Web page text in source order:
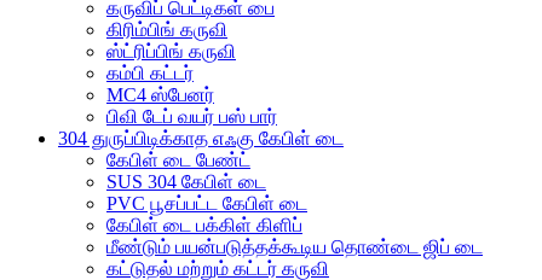
கருவிப் பெட்டிகள் பை
கிரிம்பிங் கருவி
ஸ்ட்ரிப்பிங் கருவி
கம்பி கட்டர்
MC4 ஸ்பேனர்
பிவி டேப் வயர் பஸ் பார்
304 துருப்பிடிக்காத எஃகு கேபிள் டை
கேபிள் டை பேண்ட்
SUS 304 கேபிள் டை
PVC பூசப்பட்ட கேபிள் டை
கேபிள் டை பக்கிள் கிளிப்
மீண்டும் பயன்படுத்தக்கூடிய தொண்டை ஜிப் டை
கட்டுதல் மற்றும் கட்டர் கருவி